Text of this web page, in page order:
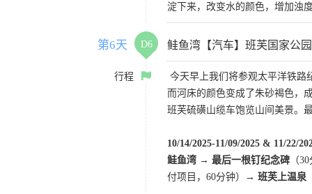
淀下来，改变水的颜色，增加浊
第6天 D6 鲑鱼湾【汽车】班芙国家公
行程
今天早上我们将参观太平洋铁路
而河床的颜色变成了朱砂褐色，
班芙硫磺山缆车饱览山间美景。
10/14/2025-11/09/2025 & 11/22/
鲑鱼湾 → 最后一根钉纪念碑 （
付项目，60分钟）→ 班芙上温泉